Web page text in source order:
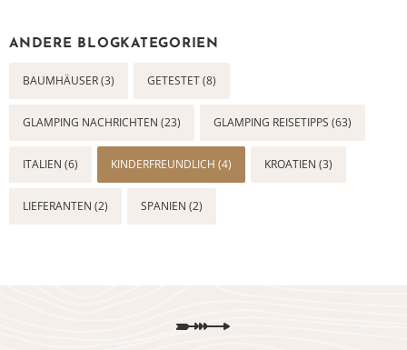
ANDERE BLOGKATEGORIEN
BAUMHÄUSER (3) GETESTET (8)
GLAMPING NACHRICHTEN (23) GLAMPING REISETIPPS (63)
ITALIEN (6) KINDERFREUNDLICH (4) KROATIEN (3)
LIEFERANTEN (2) SPANIEN (2)